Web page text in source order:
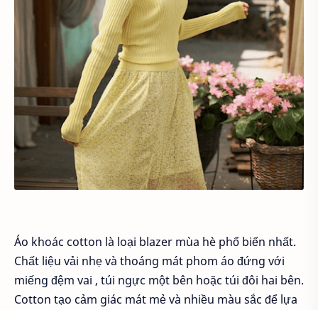
Áo khoác cotton là loại blazer mùa hè phổ biến nhất.
Chất liệu vải nhẹ và thoáng mát phom áo đứng với
miếng đệm vai , túi ngực một bên hoặc túi đôi hai bên.
Cotton tạo cảm giác mát mẻ và nhiều màu sắc để lựa